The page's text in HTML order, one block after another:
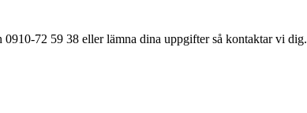
72 59 38 eller lämna dina uppgifter så kontaktar vi dig.